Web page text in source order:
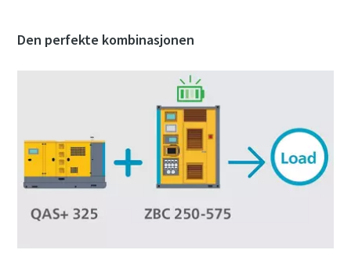
Den perfekte kombinasjonen